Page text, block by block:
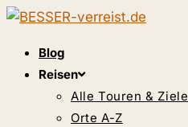
Zum
springen
Blog
Reisen
Alle Touren & Ziele
Orte A-Z